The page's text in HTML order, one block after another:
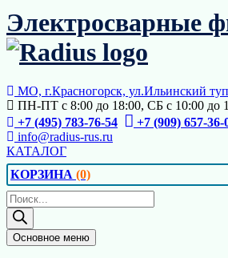
Перейти
к
содержимому
Электросварные
МО, г.Красногорск, ул.Ильинский
ПН-ПТ с 8:00 до 18:00, СБ с 10:00 до
+7 (495) 783-76-54
+7 (909) 657-36-
info@radius-rus.ru
КАТАЛОГ
КОРЗИНА (0)
Поиск
товаров
Основное меню